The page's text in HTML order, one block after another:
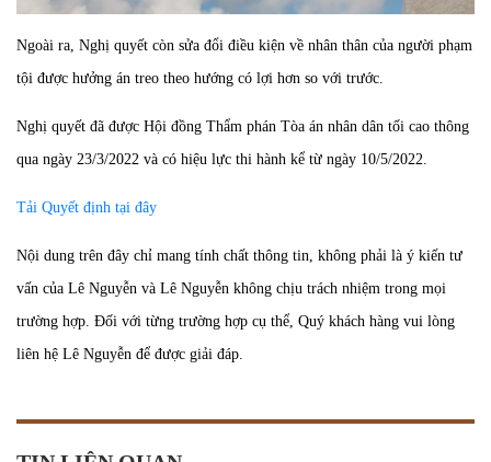
Ngoài ra, Nghị quyết còn sửa đổi điều kiện về nhân thân của người phạm
tội được hưởng án treo theo hướng có lợi hơn so với trước.
Nghị quyết đã được Hội đồng Thẩm phán Tòa án nhân dân tối cao thông
qua ngày 23/3/2022 và có hiệu lực thi hành kể từ ngày 10/5/2022.
Tải Quyết định tại đây
Nội dung trên đây chỉ mang tính chất thông tin, không phải là ý kiến tư
vấn của Lê Nguyễn và Lê Nguyễn không chịu trách nhiệm trong mọi
trường hợp. Đối với từng trường hợp cụ thể, Quý khách hàng vui lòng
liên hệ Lê Nguyễn để được giải đáp.